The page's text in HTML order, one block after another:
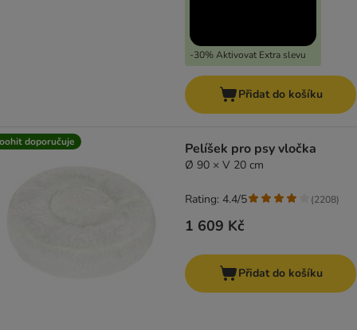
-30% Aktivovat Extra slevu
Přidat do košíku
doporučuje Pelíšek pro psy vločka
Ø 90 × V 20 cm
1 609 Kč
Rating: 4.4/5 (2208)
Přidat do košíku